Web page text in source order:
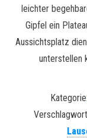
leichter
Gipfel ein
Aussichtsplatz
unterstellen
Kategorie: